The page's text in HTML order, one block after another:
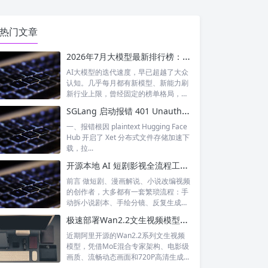
热门文章
2026年7月大模型最新排行榜：神仙打架！国产模型正式跻身全球第一梯队
AI大模型的迭代速度，早已超越了大众
认知。几乎每月都有新模型、新能力刷
新行业上限，曾经固定的榜单格局，如
SGLang 启动报错 401 Unauthorized XET CAS 鉴权失败 完整排查与解决
一、报错根因 plaintext Hugging Face
Hub 开启了 Xet 分布式文件存储加速下
载，拉...
开源本地 AI 短剧影视全流程工具｜waoowaoo 完整测评，小说一键生成成片
前言 做短剧、漫画解说、小说改编视频
的创作者，大多都有一套繁琐流程：手
动拆小说剧本、手绘分镜、反复生成统
极速部署Wan2.2文生视频模型！SGLang一站式落地教程（含加速优化）
近期阿里开源的Wan2.2系列文生视频
模型，凭借MoE混合专家架构、电影级
画质、流畅动态画面和720P高清生成...